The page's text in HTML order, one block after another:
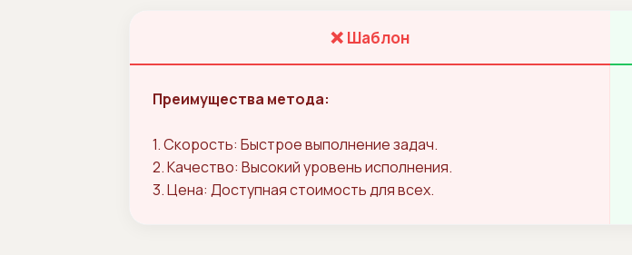
❌ Шаблон
Преимущества метода:
1. Скорость: Быстрое выполнение задач.
2. Качество: Высокий уровень исполнения.
3. Цена: Доступная стоимость для всех.